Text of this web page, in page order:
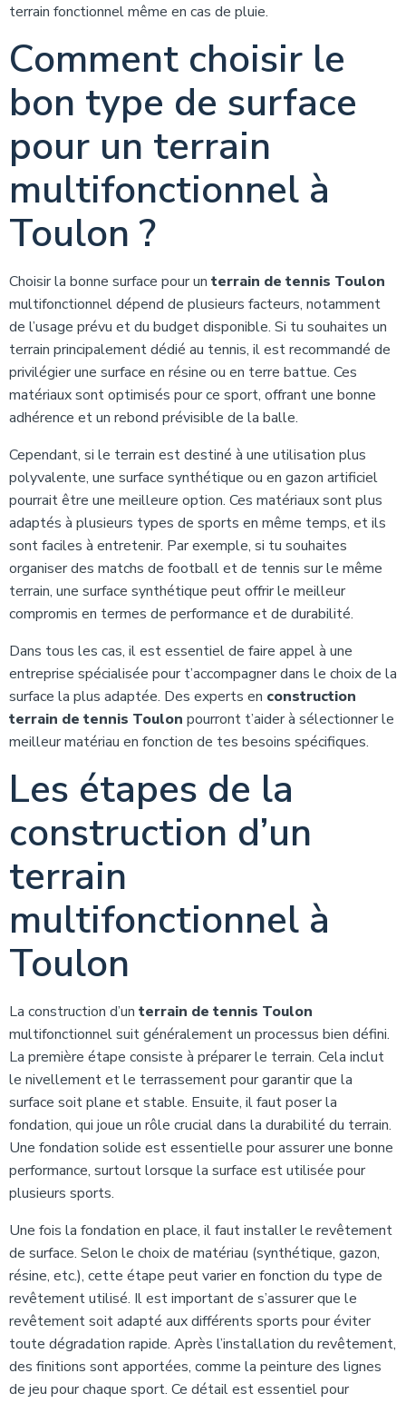
terrain fonctionnel même en cas de pluie.
Comment choisir le
bon type de surface
pour un terrain
multifonctionnel à
Toulon ?
Choisir la bonne surface pour un terrain de tennis Toulon
multifonctionnel dépend de plusieurs facteurs, notamment
de l’usage prévu et du budget disponible. Si tu souhaites un
terrain principalement dédié au tennis, il est recommandé de
privilégier une surface en résine ou en terre battue. Ces
matériaux sont optimisés pour ce sport, offrant une bonne
adhérence et un rebond prévisible de la balle.
Cependant, si le terrain est destiné à une utilisation plus
polyvalente, une surface synthétique ou en gazon artificiel
pourrait être une meilleure option. Ces matériaux sont plus
adaptés à plusieurs types de sports en même temps, et ils
sont faciles à entretenir. Par exemple, si tu souhaites
organiser des matchs de football et de tennis sur le même
terrain, une surface synthétique peut offrir le meilleur
compromis en termes de performance et de durabilité.
Dans tous les cas, il est essentiel de faire appel à une
entreprise spécialisée pour t’accompagner dans le choix de la
surface la plus adaptée. Des experts en construction
terrain de tennis Toulon pourront t’aider à sélectionner le
meilleur matériau en fonction de tes besoins spécifiques.
Les étapes de la
construction d’un
terrain
multifonctionnel à
Toulon
La construction d’un terrain de tennis Toulon
multifonctionnel suit généralement un processus bien défini.
La première étape consiste à préparer le terrain. Cela inclut
le nivellement et le terrassement pour garantir que la
surface soit plane et stable. Ensuite, il faut poser la
fondation, qui joue un rôle crucial dans la durabilité du terrain.
Une fondation solide est essentielle pour assurer une bonne
performance, surtout lorsque la surface est utilisée pour
plusieurs sports.
Une fois la fondation en place, il faut installer le revêtement
de surface. Selon le choix de matériau (synthétique, gazon,
résine, etc.), cette étape peut varier en fonction du type de
revêtement utilisé. Il est important de s’assurer que le
revêtement soit adapté aux différents sports pour éviter
toute dégradation rapide. Après l’installation du revêtement,
des finitions sont apportées, comme la peinture des lignes
de jeu pour chaque sport. Ce détail est essentiel pour